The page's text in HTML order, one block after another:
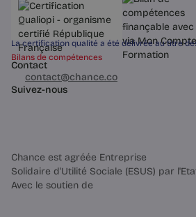
gestion d’une carrière.
5 min
La certification qualité a été délivrée au titre
Bilans de compétences
Contact
03 60 84 01 14
contact@chance.co
Suivez-nous
Chance est agréée Entreprise
Solidaire d'Utilité Sociale (ESUS) par
Avec le soutien de